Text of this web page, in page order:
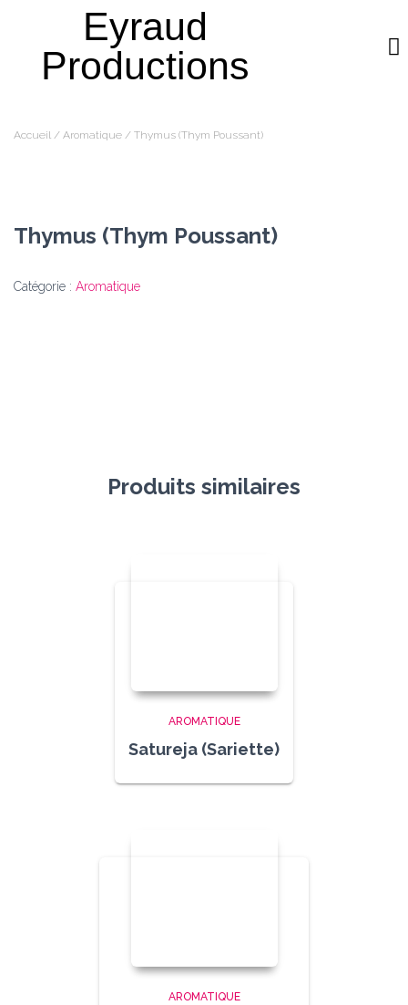
Eyraud
Productions
Accueil / Aromatique / Thymus (Thym Poussant)
Thymus (Thym Poussant)
Catégorie : Aromatique
Produits similaires
AROMATIQUE
Satureja (Sariette)
AROMATIQUE